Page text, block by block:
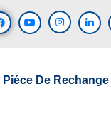
Piéce De Rechange